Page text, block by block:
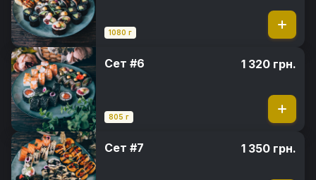
1080 г
Сет #6
805 г
1 320 грн.
Сет #7 1 350 грн.